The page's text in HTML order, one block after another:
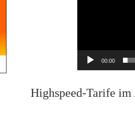
00:00
Highspeed-Tarife